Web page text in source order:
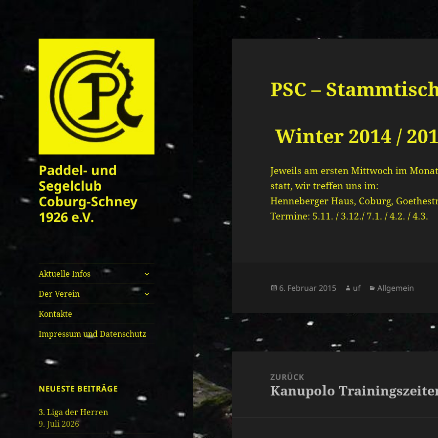
Paddel- und
Segelclub
Coburg-Schney
1926 e.V.
Aktuelle Infos
untermenü
öffnen
Der Verein
untermenü
öffnen
Kontakte
Impressum und Datenschutz
NEUESTE BEITRÄGE
3. Liga der Herren
9. Juli 2026
PSC –
Winter 2014 /
Jeweils am ersten Mittwoch im
statt, wir treffen uns im:
Henneberger Haus, Coburg,
Termine: 5.11. / 3.12./ 7.1. / 4.2. / 4.3.
Veröffentlicht
6. Februar 2015 Autor
uf Kategorien
Allgemein
ZURÜCK
Vorheriger
Kanupolo